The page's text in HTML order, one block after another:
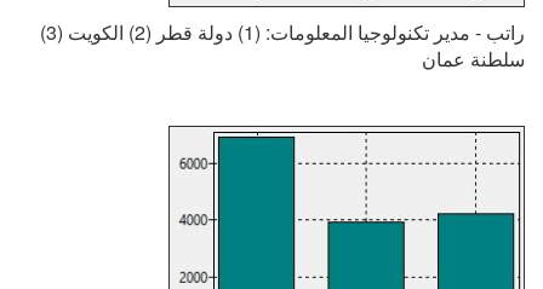
راتب - مدير تكنولوجيا المعلومات: (1) دولة قطر (2) الكويت (3)
سلطنة عمان